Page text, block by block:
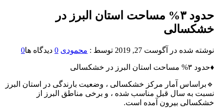
حدود ۳% مساحت استان البرز در
خشکسالی
نوشته شده در آگوست 27, 2019 توسط : محمودی 0 دیدگاه ها0
♦️حدود ۳% مساحت استان البرز در خشکسالی
🔹براساس آمار مرکز خشکسالی ، وضعیت بارندگی در استان البرز
نسبت به سال قبل مناسب شده ، و برخی مناطق البرز از
خشکسالی بیرون آمده است.